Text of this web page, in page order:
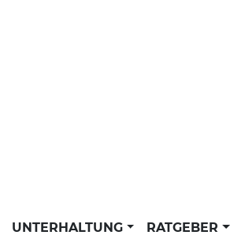
UNTERHALTUNG RATGEBER